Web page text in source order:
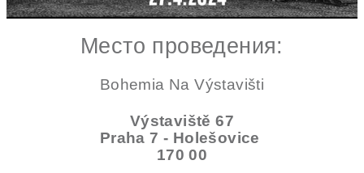
Место проведения:
Bohemia Na Výstavišti
Výstaviště 67
Praha 7 - Holešovice
170 00